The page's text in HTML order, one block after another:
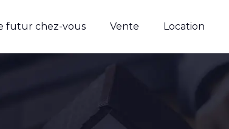
futur chez-vous Vente Location